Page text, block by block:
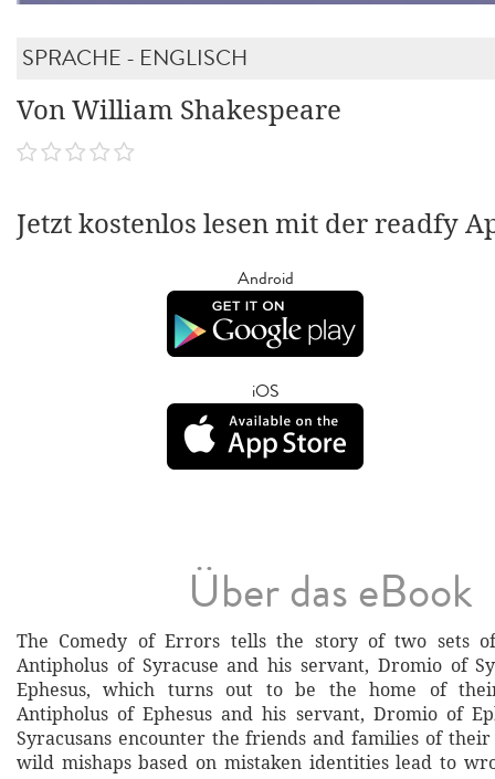
SPRACHE - ENGLISCH
Von William Shakespeare
Jetzt kostenlos lesen mit der readfy
Android
iOS
Über das eBook
The Comedy of Errors tells the story of two sets
Antipholus of Syracuse and his servant, Dromio of
Ephesus, which turns out to be the home of
Antipholus of Ephesus and his servant, Dromio of
Syracusans encounter the friends and families of
wild mishaps based on mistaken identities lead to